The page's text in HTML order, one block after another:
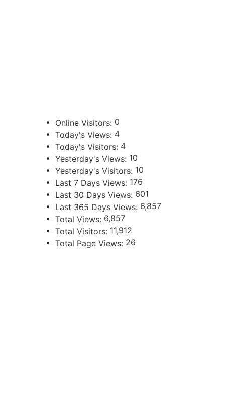
Online Visitors: 0
Today's Views: 4
Today's Visitors: 4
Yesterday's Views: 10
Yesterday's Visitors: 10
Last 7 Days Views: 176
Last 30 Days Views: 601
Last 365 Days Views: 6,857
Total Views: 6,857
Total Visitors: 11,912
Total Page Views: 26